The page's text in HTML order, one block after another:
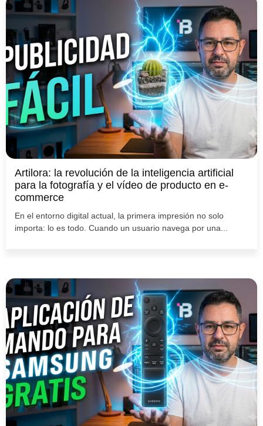
Artilora: la revolución de la inteligencia artificial
para la fotografía y el vídeo de producto en e-
commerce
En el entorno digital actual, la primera impresión no solo
importa: lo es todo. Cuando un usuario navega por una...